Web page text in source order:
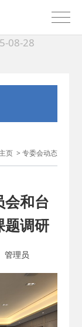
04-10
02-24
08-28
03-04
06-18
08-28
主页> 专委会动态
会和台
题调研
管理员